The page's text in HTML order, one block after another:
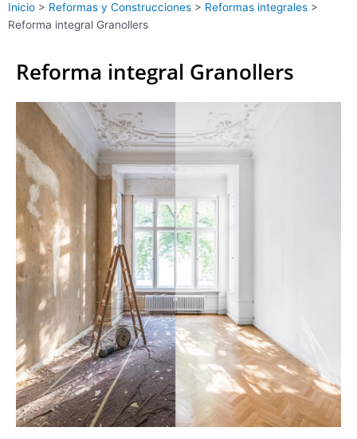
Inicio > Reformas y Construcciones > Reformas integrales >
Reforma integral Granollers
Reforma integral Granollers